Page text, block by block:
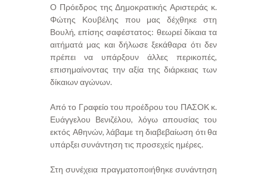
Ο Πρόεδρος της Δημοκρατικής Αριστεράς κ.
Φώτης Κουβέλης που μας δέχθηκε στη
Βουλή, επίσης σαφέστατος: θεωρεί δίκαια τα
αιτήματά μας και δήλωσε ξεκάθαρα ότι δεν
πρέπει να υπάρξουν άλλες περικοπές,
επισημαίνοντας την αξία της διάρκειας των
δίκαιων αγώνων.
Από το Γραφείο του προέδρου του ΠΑΣΟΚ κ.
Ευάγγελου Βενιζέλου, λόγω απουσίας του
εκτός Αθηνών, λάβαμε τη διαβεβαίωση ότι θα
υπάρξει συνάντηση τις προσεχείς ημέρες.
Στη συνέχεια πραγματοποιήθηκε συνάντηση